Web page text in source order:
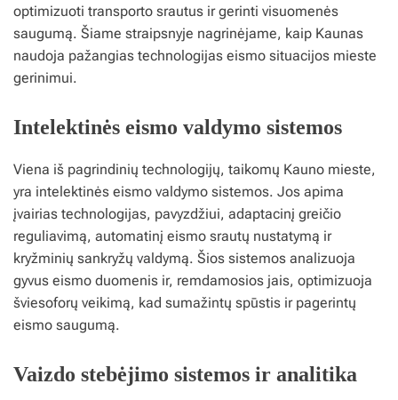
optimizuoti transporto srautus ir gerinti visuomenės
saugumą. Šiame straipsnyje nagrinėjame, kaip Kaunas
naudoja pažangias technologijas eismo situacijos mieste
gerinimui.
Intelektinės eismo valdymo sistemos
Viena iš pagrindinių technologijų, taikomų Kauno mieste,
yra intelektinės eismo valdymo sistemos. Jos apima
įvairias technologijas, pavyzdžiui, adaptacinį greičio
reguliavimą, automatinį eismo srautų nustatymą ir
kryžminių sankryžų valdymą. Šios sistemos analizuoja
gyvus eismo duomenis ir, remdamosios jais, optimizuoja
šviesoforų veikimą, kad sumažintų spūstis ir pagerintų
eismo saugumą.
Vaizdo stebėjimo sistemos ir analitika